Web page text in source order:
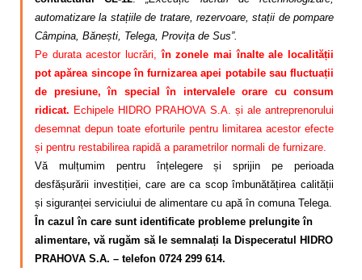
automatizare la stațiile de tratare, rezervoare, stații de pompare
Câmpina, Bănești, Telega, Provița de Sus”.
Pe durata acestor lucrări,în zonele mai înalte ale localității
pot apărea sincope în furnizarea apei potabile sau fluctuații
de presiune, în special în intervalele orare cu consum
ridicat. Echipele HIDRO PRAHOVA S.A. și ale antreprenorului
desemnat depun toate eforturile pentru limitarea acestor efecte
și pentru restabilirea rapidă a parametrilor normali de furnizare.
Vă mulțumim pentru înțelegere și sprijin pe perioada
desfășurării investiției, care are ca scop îmbunătățirea calității
și siguranței serviciului de alimentare cu apă în comuna Telega.
În cazul în care sunt identificate probleme prelungite în
alimentare, vă rugăm să le semnalați la Dispeceratul HIDRO
PRAHOVA S.A. – telefon 0724 299 614.